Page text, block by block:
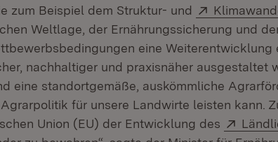
zum Beispiel dem Struktur- und
Extern:
Weltlage, der Ernährungssicherung und
eine Weiterentwicklung
nachhaltiger und praxisnäher ausgestaltet
in neuem Fenster)
eine standortgemäße, auskömmliche
für unsere Landwirte leisten kann.
Union (EU) der Entwicklung des